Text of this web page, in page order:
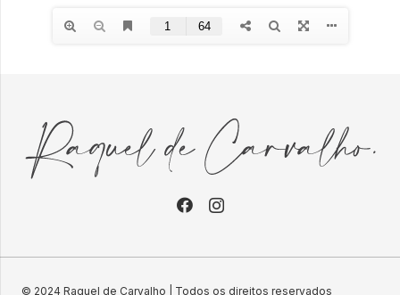
© 2024 Raquel de Carvalho | Todos os direitos reservados